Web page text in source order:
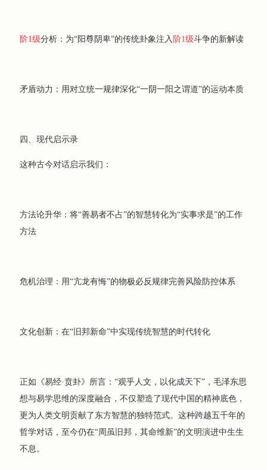
阶1级分析：为“阳尊阴卑”的传统卦象注入 阶1级斗争的新解读
矛盾动力：用对立统一规律深化“一阴一阳之谓道”的运动本质
四、现代启示录
这种古今对话启示我们：
方法论升华：将“善易者不占”的智慧转化为“实事求是”的工作
方法
危机治理：用“亢龙有悔”的物极必反规律完善风险防控体系
文化创新：在“旧邦新命”中实现传统智慧的时代转化
正如《易经·贲卦》所言：“观乎人文，以化成天下”，毛泽东思
想与易学思维的深度融合，不仅塑造了现代中国的精神底色，
更为人类文明贡献了东方智慧的独特范式。这种跨越五千年的
哲学对话，至今仍在“周虽旧邦，其命维新”的文明演进中生生
不息。